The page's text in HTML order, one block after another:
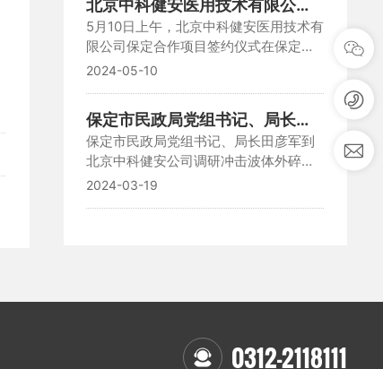
北京中科健安医用技术有限公司
保定合作项目签约仪式举行
5月10日上午，北京中科健安医用技术有
限公司保定合作项目签约仪式在保定高
新区科创园举行。
2024-05-10
保定市民政局党组书记、局长田
彦军到北京中科健安公司调研冲
击波体外碎石机
保定市民政局党组书记、局长田彦军到
北京中科健安公司调研冲击波体外碎石
机。北京中科健安(河北)医用技术有限公
2024-03-19
0312-2118111
科
健
1
2
1
1
5
z
a
h
@